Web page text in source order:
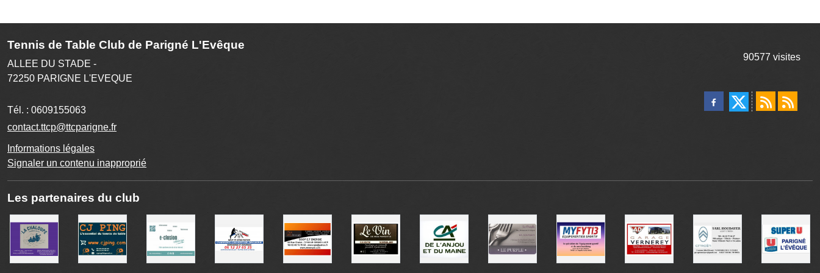
Tennis de Table Club de Parigné L'Evêque
ALLEE DU STADE -
72250 PARIGNE L'EVEQUE
Tél. : 0609155063
contact.ttcp@ttcparigne.fr
Informations légales
Signaler un contenu inapproprié
90577 visites
Les partenaires du club